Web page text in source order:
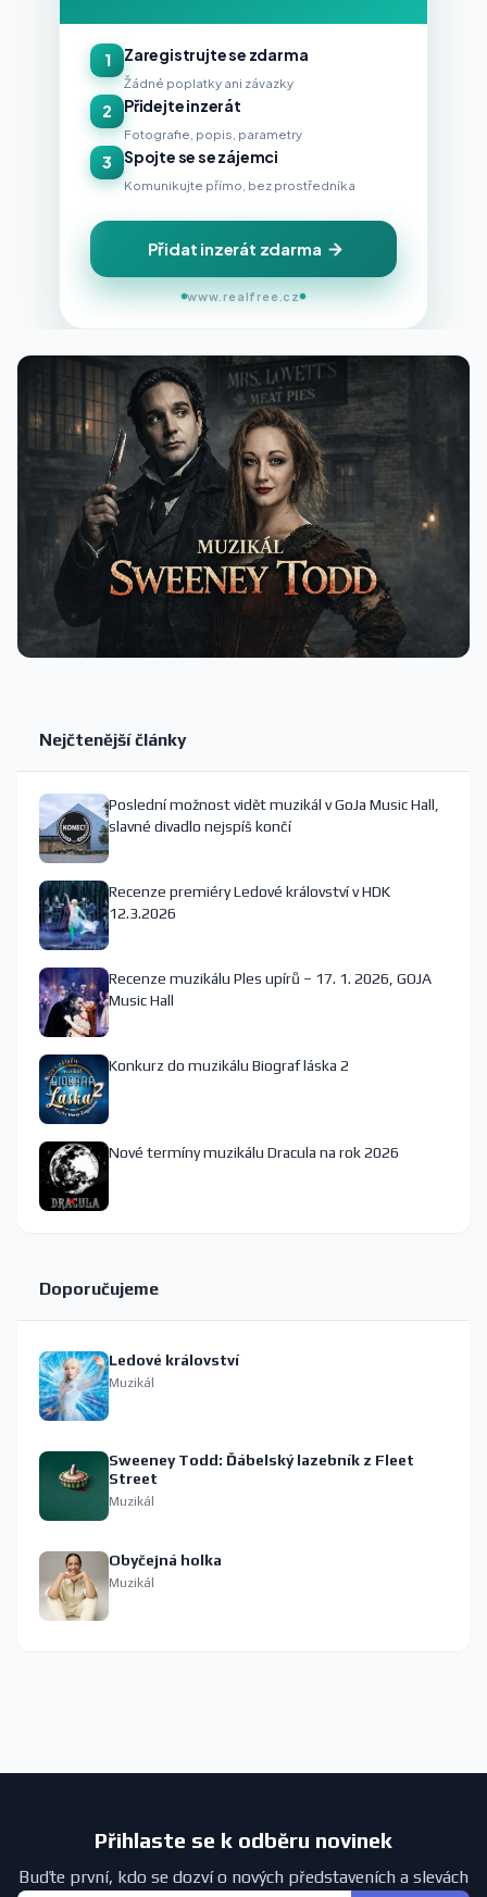
1 Zaregistrujte se zdarma
Žádné poplatky ani závazky
2 Přidejte inzerát
Fotografie, popis, parametry
3 Spojte se se zájemci
Komunikujte přímo, bez prostředníka
Přidat inzerát zdarma
www.realfree.cz
Nejčtenější články
Poslední možnost vidět muzikál v GoJa Music Hall,
slavné divadlo nejspíš končí
Recenze premiéry Ledové království v HDK
12.3.2026
Recenze muzikálu Ples upírů – 17. 1. 2026, GOJA
Music Hall
Konkurz do muzikálu Biograf láska 2
Nové termíny muzikálu Dracula na rok 2026
Doporučujeme
Ledové království
Muzikál
Sweeney Todd: Ďábelský lazebník z Fleet
Street
Muzikál
Obyčejná holka
Muzikál
Přihlaste se k odběru novinek
Buďte první, kdo se dozví o nových představeních a slevách